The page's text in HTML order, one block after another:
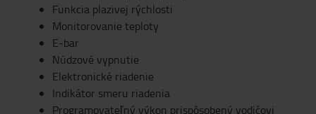
Funkcia plazivej rýchlosti
Monitorovanie teploty
E-bar
Núdzové vypnutie
Elektronické riadenie
Indikátor smeru riadenia
Programovateľný výkon prispôsobený vodičovi